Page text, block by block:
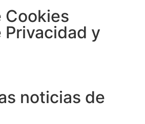
Cookies
Privacidad y
noticias de